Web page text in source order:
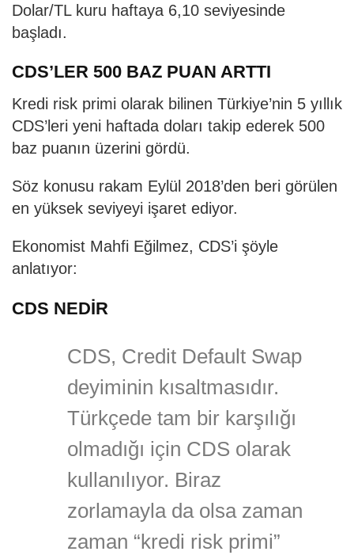
Dolar/TL kuru haftaya 6,10 seviyesinde
başladı.
CDS’LER 500 BAZ PUAN ARTTI
Kredi risk primi olarak bilinen Türkiye’nin 5 yıllık
CDS’leri yeni haftada doları takip ederek 500
baz puanın üzerini gördü.
Söz konusu rakam Eylül 2018’den beri görülen
en yüksek seviyeyi işaret ediyor.
Ekonomist Mahfi Eğilmez, CDS’i şöyle
anlatıyor:
CDS NEDİR
CDS, Credit Default Swap
deyiminin kısaltmasıdır.
Türkçede tam bir karşılığı
olmadığı için CDS olarak
kullanılıyor. Biraz
zorlamayla da olsa zaman
zaman “kredi risk primi”